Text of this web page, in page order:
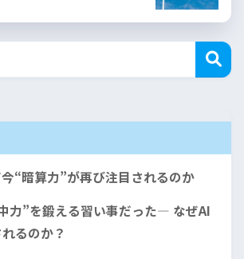
今“暗算力”が再び注目されるのか
力”を鍛える習い事だった— なぜAI
るのか？